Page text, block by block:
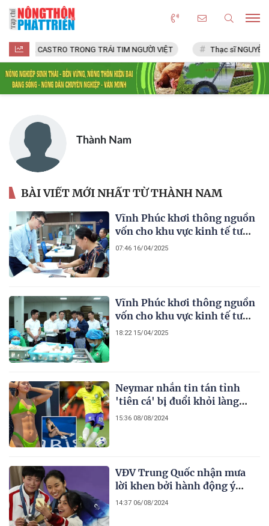
FIDEL CASTRO TRONG TRÁI TIM NGƯỜI VIỆT Thạc sĩ NGUYỄN
Thành Nam
BÀI VIẾT MỚI NHẤT TỪ THÀNH NAM
Vĩnh Phúc khơi thông nguồn
vốn cho khu vực kinh tế tư
nhân: Đưa ra các gói tín dụng
07:46 16/04/2025
Vĩnh Phúc khơi thông nguồn
vốn cho khu vực kinh tế tư
nhân: Động lực phát triển (Kỳ
18:22 15/04/2025
Neymar nhắn tin tán tỉnh
'tiên cá' bị đuổi khỏi làng
Olympic
15:36 08/08/2024
VĐV Trung Quốc nhận mưa
lời khen bởi hành động ý
nghĩa với đối thủ
14:37 06/08/2024